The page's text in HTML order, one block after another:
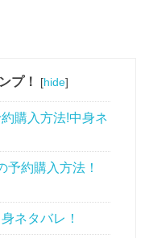
プ！ [hide]
購入方法!中身ネ
予約購入方法！
ネタバレ！